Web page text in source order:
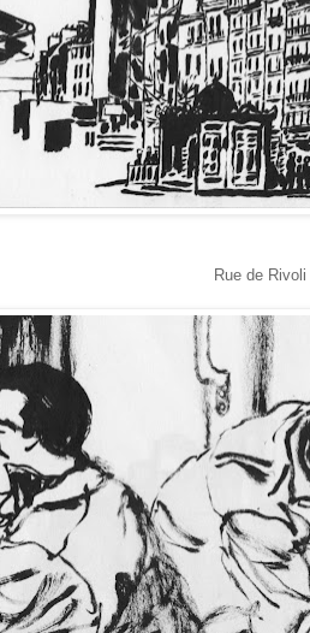
Rue de Rivoli